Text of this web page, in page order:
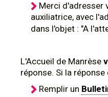
Merci d'adresser
auxiliatrice, avec
dans l'objet : "A
L'Accueil de Manrèse
réponse. Si la réponse
Remplir un